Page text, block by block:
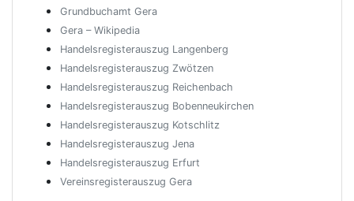
Grundbuchamt Gera
Gera – Wikipedia
Handelsregisterauszug Langenberg
Handelsregisterauszug Zwötzen
Handelsregisterauszug Reichenbach
Handelsregisterauszug Bobenneukirchen
Handelsregisterauszug Kotschlitz
Handelsregisterauszug Jena
Handelsregisterauszug Erfurt
Vereinsregisterauszug Gera